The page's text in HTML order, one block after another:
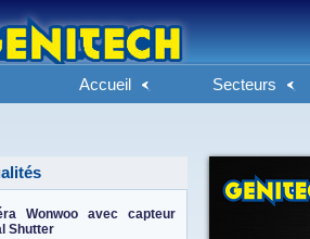
Accueil Secteurs
Wonwoo avec capteur
Shutter